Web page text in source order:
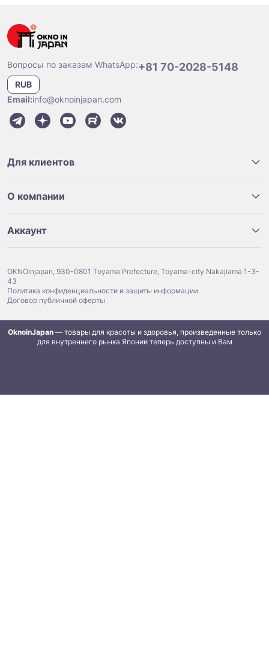
Вопросы по заказам WhatsApp:+81 70-2028-5148
RUB
Email:info@oknoinjapan.com
Для клиентов
О компании
Аккаунт
OKNOinjapan, 930-0801 Toyama Prefecture, Toyama-city Nakajiama 1-3-
43
Политика конфиденциальности и защиты информации
Договор публичной оферты
OknoinJapan — товары для красоты и здоровья, произведенные только
для внутреннего рынка Японии теперь доступны и Вам